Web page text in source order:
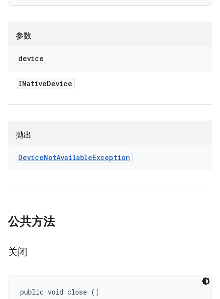
参数
device
INativeDevice
抛出
DeviceNotAvailableException
公共方法
关闭
public void close ()